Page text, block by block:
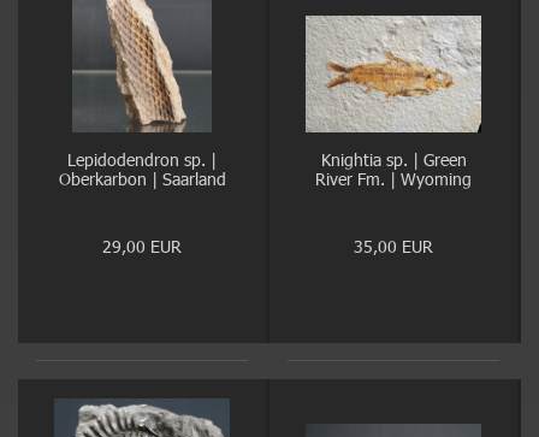
Lepidodendron sp. |
Oberkarbon | Saarland
29,00 EUR
Knightia sp. | Green
River Fm. | Wyoming
35,00 EUR